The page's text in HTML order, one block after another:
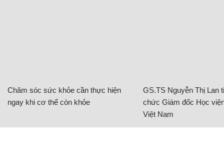
Chăm sóc sức khỏe cần thực hiện
ngay khi cơ thể còn khỏe
GS.TS Nguyễn Thị Lan
chức Giám đốc Học
Việt Nam